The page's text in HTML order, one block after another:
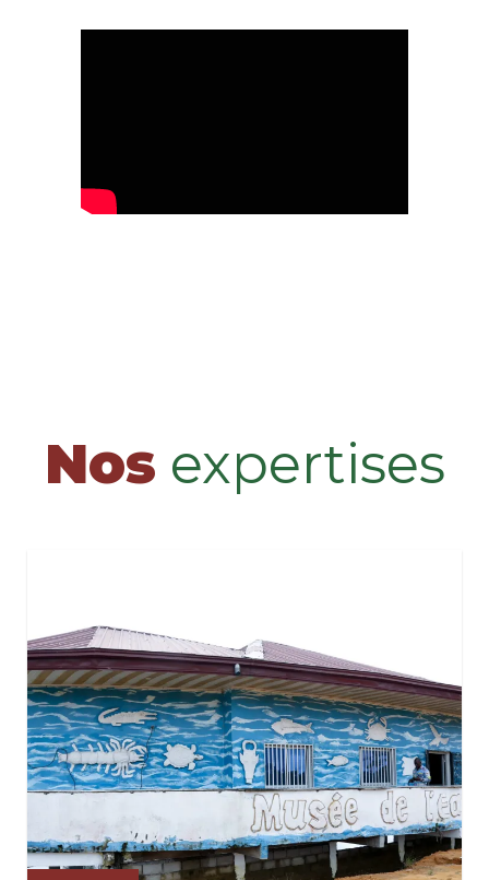
Nos expertises